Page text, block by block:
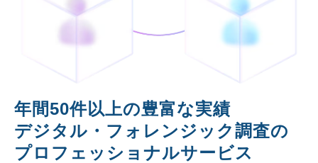
年間50件以上の豊富な実績
デジタル・フォレンジック調査の
プロフェッショナルサービス